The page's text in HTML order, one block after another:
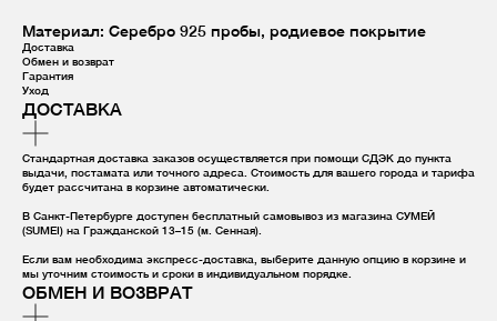
Материал: Серебро 925 пробы, родиевое покрытие
Доставка
Обмен и возврат
Гарантия
Уход
ДОСТАВКА
Стандартная доставка заказов осуществляется при помощи СДЭК до пункта
выдачи, постамата или точного адреса. Стоимость для вашего города и тарифа
будет рассчитана в корзине автоматически.
В Санкт-Петербурге доступен бесплатный самовывоз из магазина СУМЕЙ
(SUMEI) на Гражданской 13–15 (м. Сенная).
Если вам необходима экспресс-доставка, выберите данную опцию в корзине и
мы уточним стоимость и сроки в индивидуальном порядке.
ОБМЕН И ВОЗВРАТ